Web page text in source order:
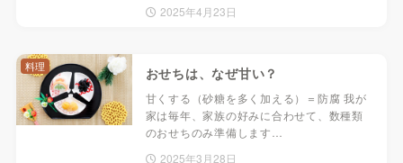
2025年4月23日
おせちは、なぜ甘い？
甘くする（砂糖を多く加える）＝防腐 我が
家は毎年、家族の好みに合わせて、数種類
のおせちのみ準備します…
2025年3月28日
料理